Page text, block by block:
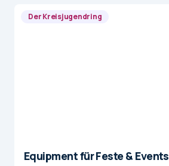
Der Kreisjugendring
Equipment für Feste & Events